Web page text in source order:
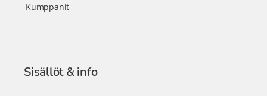
Kumppanit
Sisällöt & info